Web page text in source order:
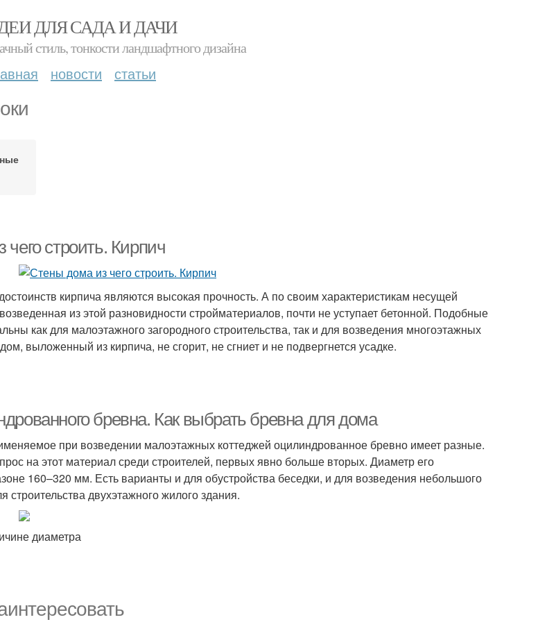
ДЛЯ САДА И ДАЧИ
стиль, тонкости ландшафтного дизайна
новости статьи
строить. Кирпич
кирпича являются высокая прочность. А по своим характеристикам несущей
из этой разновидности стройматериалов, почти не уступает бетонной. Подобные
как для малоэтажного загородного строительства, так и для возведения многоэтажных
выложенный из кирпича, не сгорит, не сгниет и не подвергнется усадке.
бревна. Как выбрать бревна для дома
при возведении малоэтажных коттеджей оцилиндрованное бревно имеет разные.
на этот материал среди строителей, первых явно больше вторых. Диаметр его
160–320 мм. Есть варианты и для обустройства беседки, и для возведения небольшого
строительства двухэтажного жилого здания.
диаметра